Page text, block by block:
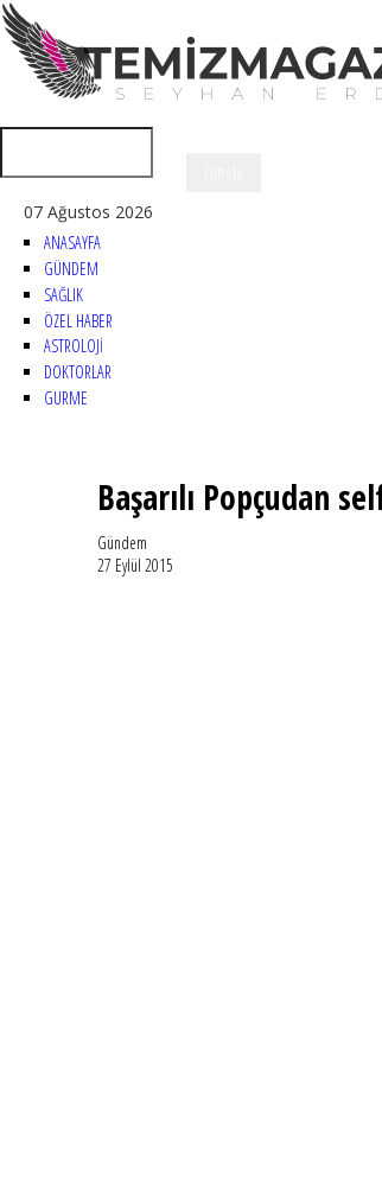
07 Ağustos 2026
ANASAYFA
GÜNDEM
SAĞLIK
ÖZEL HABER
ASTROLOJİ
DOKTORLAR
GURME
Başarılı Popçudan
Gündem
27 Eylül 2015